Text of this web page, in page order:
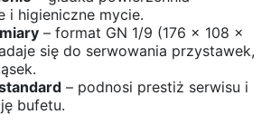
i higieniczne mycie.
– format GN 1/9 (176 x 108 x
się do serwowania przystawek,
– podnosi prestiż serwisu i
bufetu.